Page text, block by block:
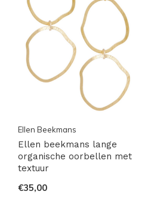
Ellen Beekmans
Ellen beekmans lange
organische oorbellen met
textuur
€35,00